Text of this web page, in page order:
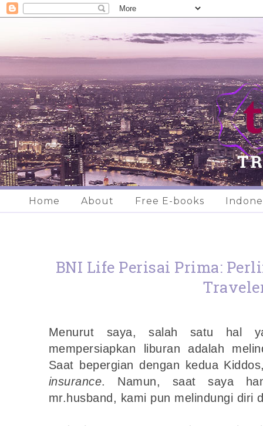
Home About Free E-books
BNI Life Perisai Prima:
Menurut saya, salah satu hal
mempersiapkan liburan adalah
Saat bepergian dengan kedua
insurance. Namun, saat saya
mr.husband, kami pun melindungi diri